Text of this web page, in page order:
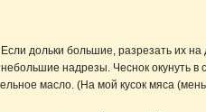
Если дольки большие, разрезать их на
надрезы. Чеснок окунуть в
масло. (На мой кусок мяса